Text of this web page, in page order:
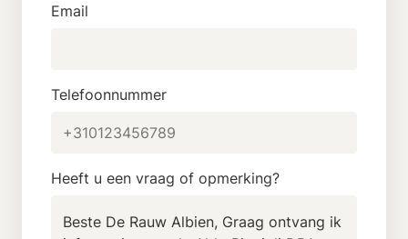
Email
Telefoonnummer
Heeft u een vraag of opmerking?